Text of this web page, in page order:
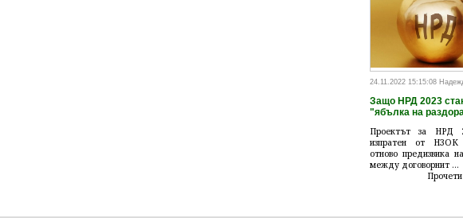
24.11.2022 15:15:08
Защо НРД 2023
"ябълка на
Проектът за НРД
изпратен от
отново предизвика
между договорнит ...